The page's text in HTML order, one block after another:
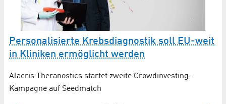
Personalisierte Krebs­diagnostik soll EU-weit
in Kliniken ermöglicht werden
Alacris Theranostics startet zweite Crowdinvesting-
Kampagne auf Seedmatch